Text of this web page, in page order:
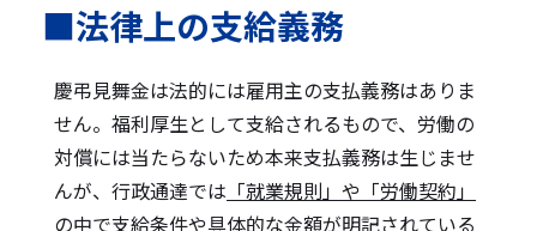
■法律上の支給義務
慶弔見舞金は法的には雇用主の支払義務はありま
せん。福利厚生として支給されるもので、労働の
対償には当たらないため本来支払義務は生じませ
んが、行政通達では 「就業規則」や「労働契約」
の中で支給条件や具体的な金額が明記されている